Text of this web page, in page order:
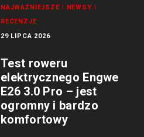
NAJWAŻNIEJSZE | NEWSY |
RECENZJE
29 LIPCA 2026
Test roweru
elektrycznego Engwe
E26 3.0 Pro – jest
ogromny i bardzo
komfortowy